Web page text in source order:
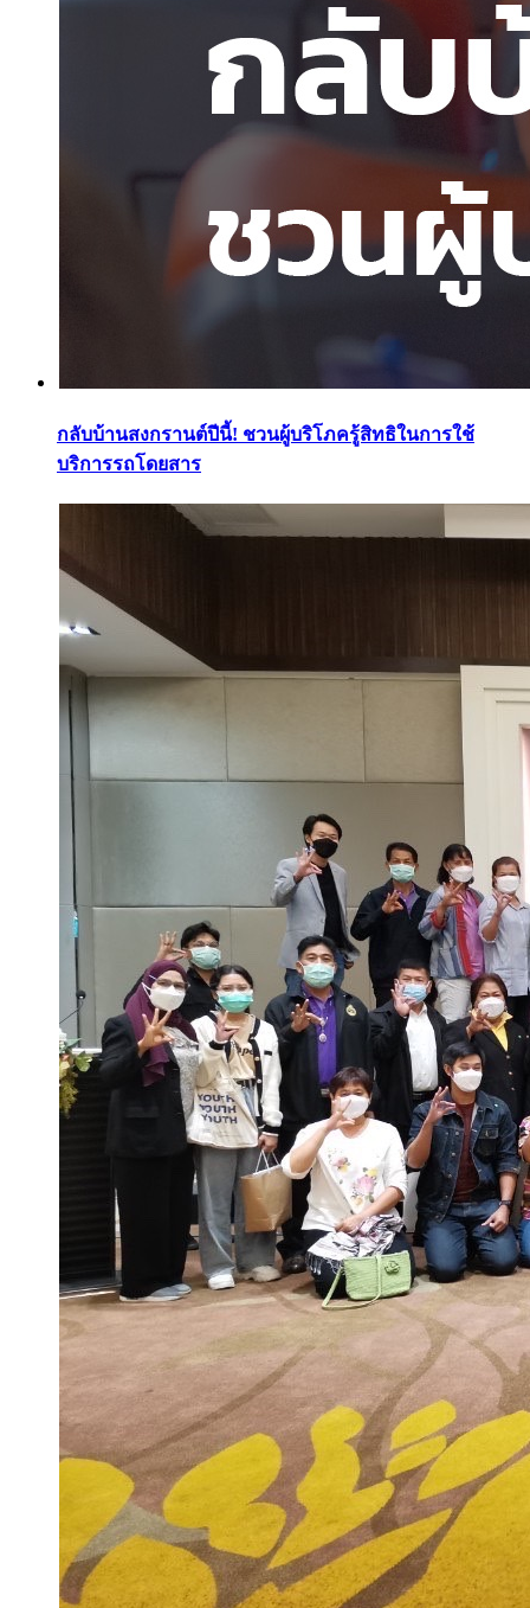
กลับบ้านสงกรานต์ปีนี้! ชวนผู้บริโภครู้สิทธิในการใช้
บริการรถโดยสาร